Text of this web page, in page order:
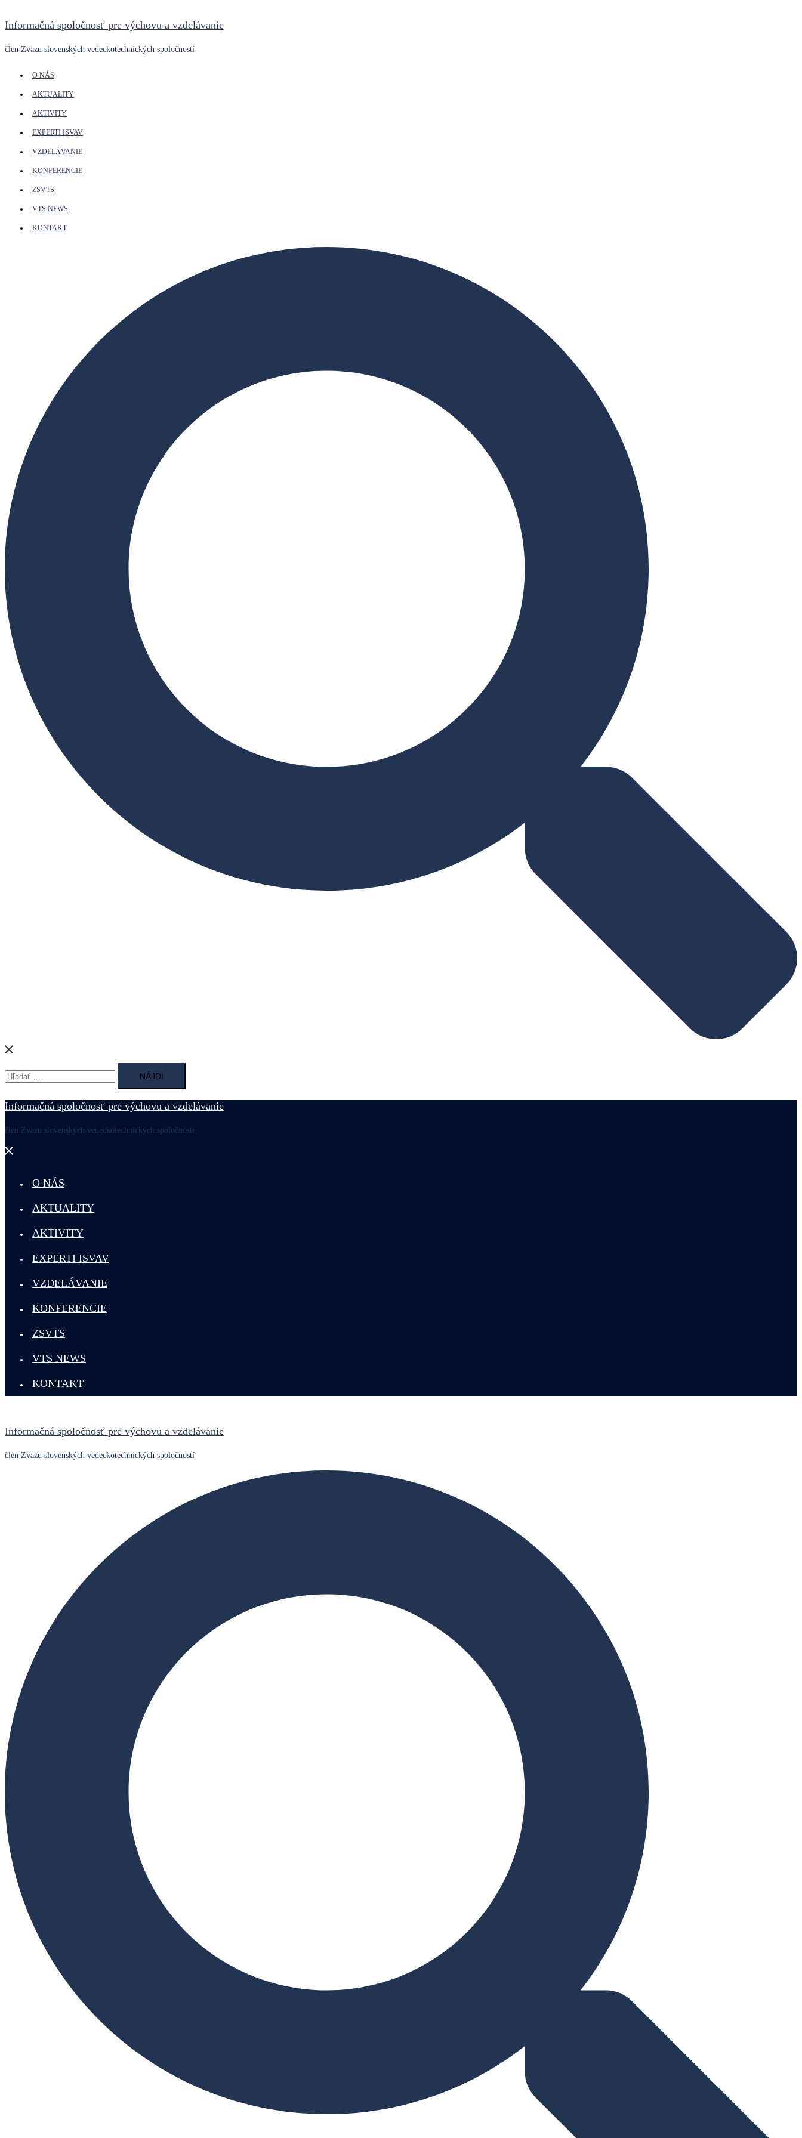
na
Informačná spoločnosť pre výchovu a vzdelávanie
člen Zväzu slovenských vedeckotechnických spoločností
O NÁS
AKTUALITY
AKTIVITY
EXPERTI ISVAV
VZDELÁVANIE
KONFERENCIE
ZSVTS
VTS NEWS
KONTAKT
Hľadať:
Informačná spoločnosť pre výchovu a vzdelávanie
člen Zväzu slovenských vedeckotechnických spoločností
Close
O NÁS
AKTUALITY
AKTIVITY
EXPERTI ISVAV
VZDELÁVANIE
KONFERENCIE
ZSVTS
VTS NEWS
KONTAKT
Informačná spoločnosť pre výchovu a vzdelávanie
člen Zväzu slovenských vedeckotechnických spoločností